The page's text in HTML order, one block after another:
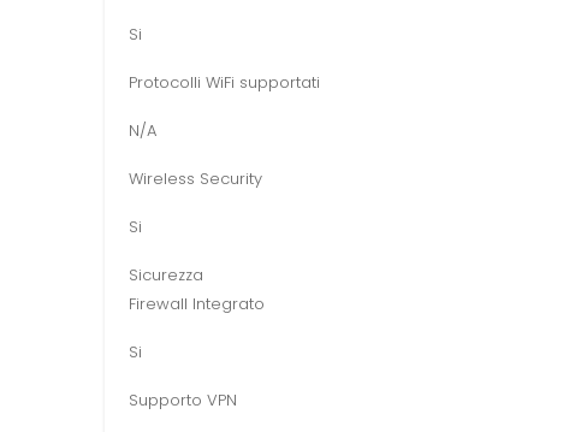
Si
Protocolli WiFi supportati
N/A
Wireless Security
Si
Sicurezza
Firewall Integrato
Si
Supporto VPN